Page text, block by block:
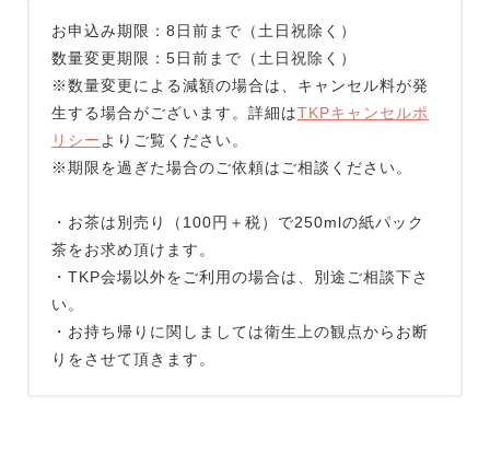
お申込み期限：8日前まで（土日祝除く）
数量変更期限：5日前まで（土日祝除く）
※数量変更による減額の場合は、キャンセル料が発
生する場合がございます。詳細はTKPキャンセルポ
リシー よりご覧ください。
※期限を過ぎた場合のご依頼はご相談ください。
・お茶は別売り（100円＋税）で250mlの紙パック
茶をお求め頂けます。
・TKP会場以外をご利用の場合は、別途ご相談下さ
い。
・お持ち帰りに関しましては衛生上の観点からお断
りをさせて頂きます。